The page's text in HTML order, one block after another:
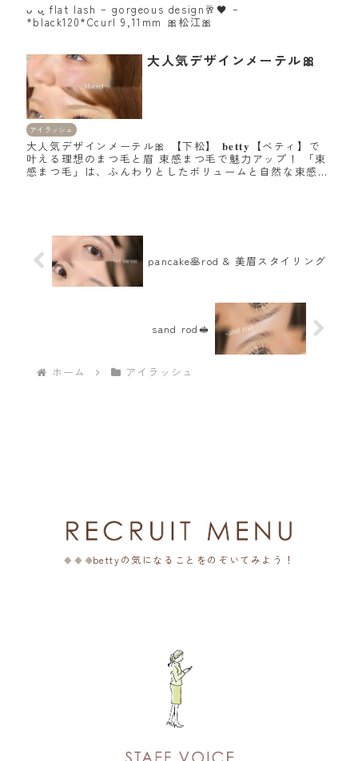
ᴗ ᴗ͈ flat lash ｰ gorgeous design🥂🖤 ｰ
*black120*Ccurl 9,11mm 🎀松江🎀
アイラッシュ
大人気デザインメーテル🎀
大人気デザインメーテル🎀 【下松】 𝐛𝐞𝐭𝐭𝐲【ベティ】で
叶える理想のまつ毛と眉 束感まつ毛で魅力アップ！ 「束
感まつ毛」は、ふんわりとしたボリュームと自然な束感が
pancake🥞rod & 美眉スタイリング
sand rod🥪
ホーム アイラッシュ
bettyの気になることをのぞいてみよう！